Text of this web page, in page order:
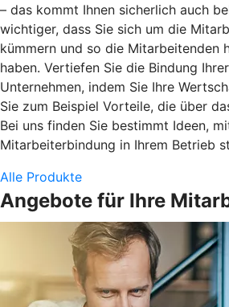
– das kommt Ihnen sicherlich auch
wichtiger, dass Sie sich um die
kümmern und so die Mitarbeitenden
haben. Vertiefen Sie die Bindung
Unternehmen, indem Sie Ihre
Sie zum Beispiel Vorteile, die über
Bei uns finden Sie bestimmt Ideen,
Mitarbeiterbindung in Ihrem Betrieb
Alle Produkte
Angebote für Ihre